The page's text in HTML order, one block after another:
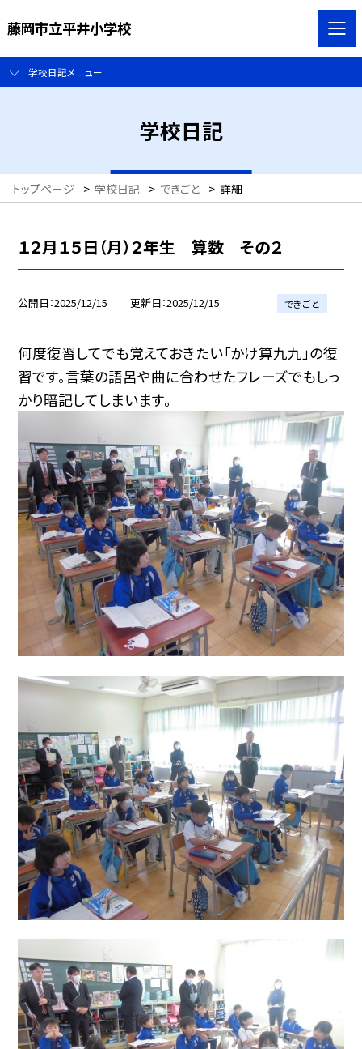
藤岡市立平井小学校
学校日記メニュー
学校日記
トップページ > 学校日記 > できごと > 詳細
１２月１５日（月）２年生 算数 その２
公開日 2025/12/15 更新日 2025/12/15 できごと
何度復習してでも覚えておきたい「かけ算九九」の復
習です。言葉の語呂や曲に合わせたフレーズでもしっ
かり暗記してしまいます。